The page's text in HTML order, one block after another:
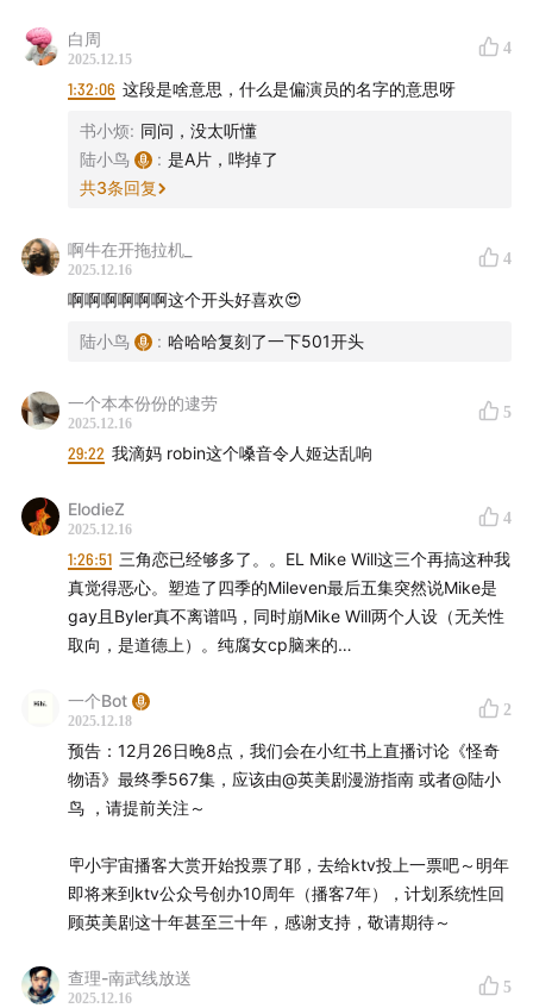
00:00 看过501的人都知道这段剪辑的门道有多深
《怪奇物语》跨年&元旦Party；怪奇粉丝群
Andy的501伦敦提前场体验分享
白周
2025.12.15
4
1:32:06 这段是啥意思，什么是偏演员的名字的意思呀
书小烦: 同问，没太听懂
陆小鸟
: 是A片，哔掉了
共3条回复
啊牛在开拖拉机_
2025.12.16
4
啊啊啊啊啊啊这个开头好喜欢😍
陆小鸟 : 哈哈哈复刻了一下501开头
一个本本份份的逮劳
2025.12.16
5
29:22 我滴妈 robin这个嗓音令人姬达乱响
ElodieZ
2025.12.16
4
1:26:51 三角恋已经够多了。。EL Mike Will这三个再搞这种我
真觉得恶心。塑造了四季的Mileven最后五集突然说Mike是
gay且Byler真不离谱吗，同时崩Mike Will两个人设（无关性
取向，是道德上）。纯腐女cp脑来的…
一个Bot
2025.12.18
2
预告：12月26日晚8点，我们会在小红书上直播讨论《怪奇
物语》最终季567集，应该由@英美剧漫游指南 或者@陆小
鸟 ，请提前关注～
🪧小宇宙播客大赏开始投票了耶，去给ktv投上一票吧～明年
即将来到ktv公众号创办10周年（播客7年），计划系统性回
顾英美剧这十年甚至三十年，感谢支持，敬请期待～
查理-南武线放送
2025.12.16
5